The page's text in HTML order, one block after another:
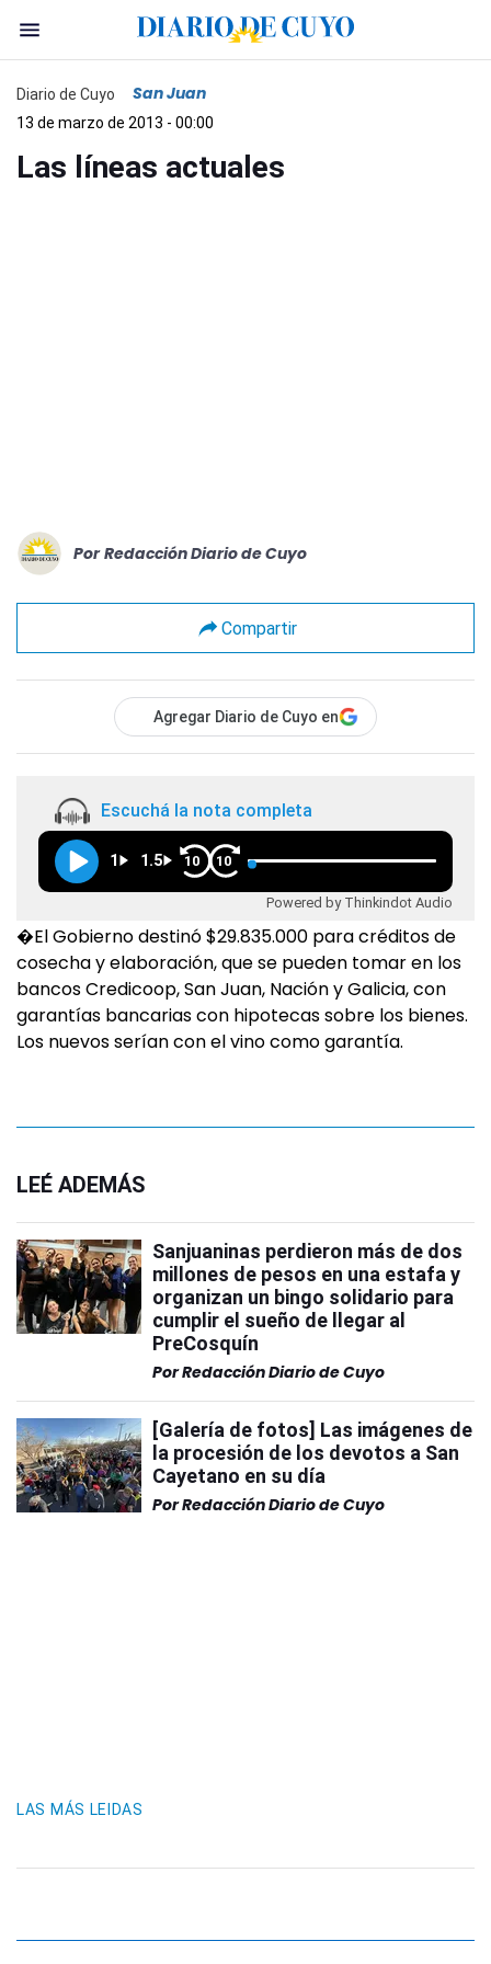
Diario de Cuyo San Juan
13 de marzo de 2013 - 00:00
Las líneas actuales
Por Redacción Diario de Cuyo
Compartir
Agregar Diario de Cuyo en
Escuchá la nota completa
1 1.5 10 10
Powered by Thinkindot Audio
�El Gobierno destinó $29.835.000 para créditos de
cosecha y elaboración, que se pueden tomar en los
bancos Credicoop, San Juan, Nación y Galicia, con
garantías bancarias con hipotecas sobre los bienes.
Los nuevos serían con el vino como garantía.
LEÉ ADEMÁS
Sanjuaninas perdieron más de dos
millones de pesos en una estafa y
organizan un bingo solidario para
cumplir el sueño de llegar al
PreCosquín
PorRedacción Diario de Cuyo
[Galería de fotos] Las imágenes de
la procesión de los devotos a San
Cayetano en su día
PorRedacción Diario de Cuyo
LAS MÁS LEIDAS